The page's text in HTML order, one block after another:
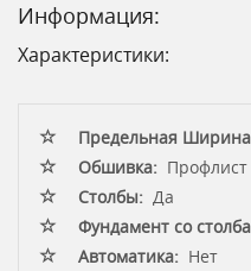
Информация:
Характеристики:
Предельная
Обшивка: Профлист
Столбы: Да
Фундамент со
Автоматика: Нет